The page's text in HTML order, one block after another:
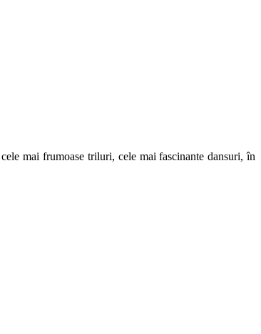
mai frumoase triluri, cele mai fascinante dansuri, în